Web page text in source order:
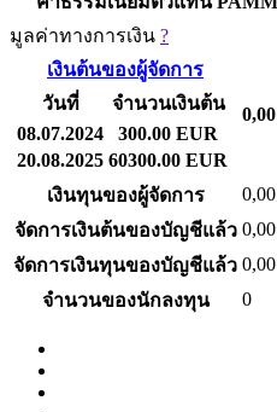
มูลค่าทางการเงิน ?
เงินต้นของผู้จัดการ
วันที่
จำนวนเงินต้น
08.07.2024
300.00 EUR
20.08.2025 60300.00 EUR
0,00
เงินทุนของผู้จัดการ 0,00
จัดการเงินต้นของบัญชีแล้ว 0,00
จัดการเงินทุนของบัญชีแล้ว 0,00
จำนวนของนักลงทุน
0